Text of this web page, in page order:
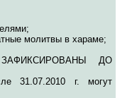
молитвы в хараме;
ДО
31.07.2010 г. могут